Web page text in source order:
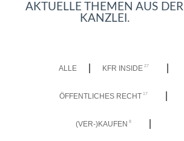
AKTUELLE THEMEN AUS DER
KANZLEI.
ALLE KFR INSIDE 27
ÖFFENTLICHES RECHT 17
(VER-)KAUFEN 8